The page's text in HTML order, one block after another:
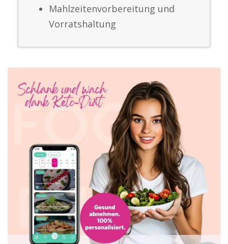
Mahlzeitenvorbereitung und
Vorratshaltung